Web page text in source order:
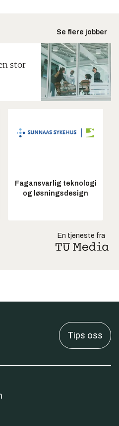
Se flere jobber
stor
Fagansvarlig teknologi
og løsningsdesign
En tjeneste fra
Tips oss